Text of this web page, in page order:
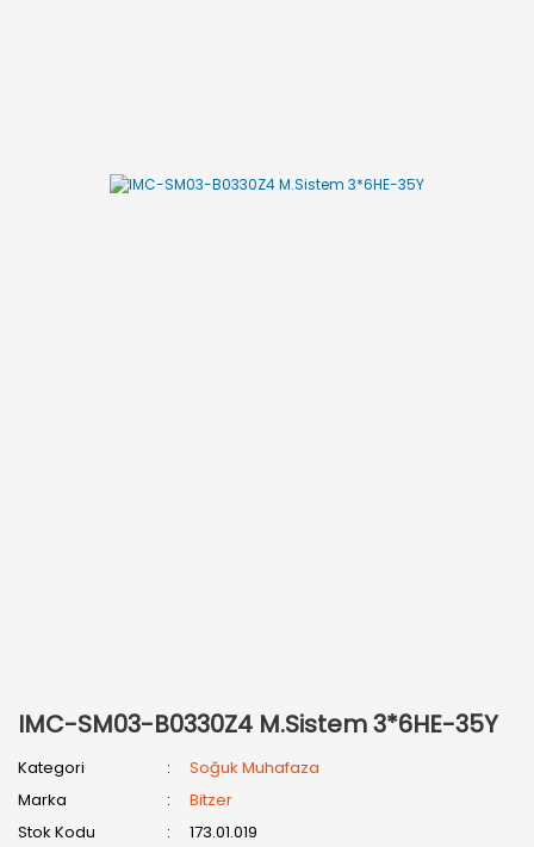
IMC-SM03-B0330Z4 M.Sistem 3*6HE-35Y
Kategori
Soğuk Muhafaza
Marka
Bitzer
Stok Kodu
173.01.019